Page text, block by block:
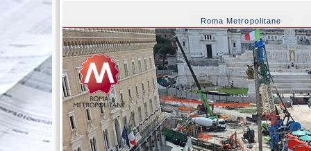
Roma Metropolitane